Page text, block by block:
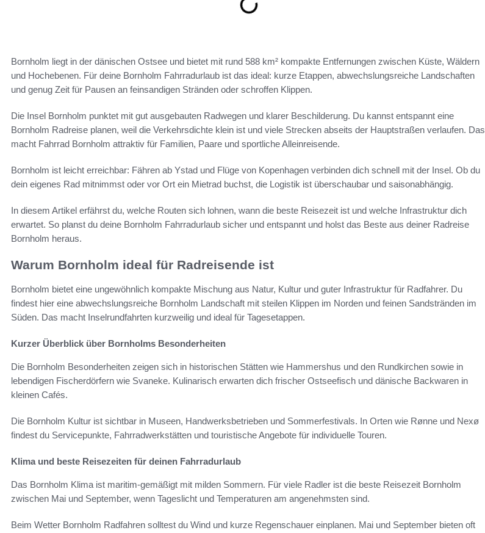
Bornholm liegt in der dänischen Ostsee und bietet mit rund 588 km² kompakte Entfernungen zwischen Küste, Wäldern
und Hochebenen. Für deine Bornholm Fahrradurlaub ist das ideal: kurze Etappen, abwechslungsreiche Landschaften
und genug Zeit für Pausen an feinsandigen Stränden oder schroffen Klippen.
Die Insel Bornholm punktet mit gut ausgebauten Radwegen und klarer Beschilderung. Du kannst entspannt eine
Bornholm Radreise planen, weil die Verkehrsdichte klein ist und viele Strecken abseits der Hauptstraßen verlaufen. Das
macht Fahrrad Bornholm attraktiv für Familien, Paare und sportliche Alleinreisende.
Bornholm ist leicht erreichbar: Fähren ab Ystad und Flüge von Kopenhagen verbinden dich schnell mit der Insel. Ob du
dein eigenes Rad mitnimmst oder vor Ort ein Mietrad buchst, die Logistik ist überschaubar und saisonabhängig.
In diesem Artikel erfährst du, welche Routen sich lohnen, wann die beste Reisezeit ist und welche Infrastruktur dich
erwartet. So planst du deine Bornholm Fahrradurlaub sicher und entspannt und holst das Beste aus deiner Radreise
Bornholm heraus.
Warum Bornholm ideal für Radreisende ist
Bornholm bietet eine ungewöhnlich kompakte Mischung aus Natur, Kultur und guter Infrastruktur für Radfahrer. Du
findest hier eine abwechslungsreiche Bornholm Landschaft mit steilen Klippen im Norden und feinen Sandstränden im
Süden. Das macht Inselrundfahrten kurzweilig und ideal für Tagesetappen.
Kurzer Überblick über Bornholms Besonderheiten
Die Bornholm Besonderheiten zeigen sich in historischen Stätten wie Hammershus und den Rundkirchen sowie in
lebendigen Fischerdörfern wie Svaneke. Kulinarisch erwarten dich frischer Ostseefisch und dänische Backwaren in
kleinen Cafés.
Die Bornholm Kultur ist sichtbar in Museen, Handwerksbetrieben und Sommerfestivals. In Orten wie Rønne und Nexø
findest du Servicepunkte, Fahrradwerkstätten und touristische Angebote für individuelle Touren.
Klima und beste Reisezeiten für deinen Fahrradurlaub
Das Bornholm Klima ist maritim-gemäßigt mit milden Sommern. Für viele Radler ist die beste Reisezeit Bornholm
zwischen Mai und September, wenn Tageslicht und Temperaturen am angenehmsten sind.
Beim Wetter Bornholm Radfahren solltest du Wind und kurze Regenschauer einplanen. Mai und September bieten oft